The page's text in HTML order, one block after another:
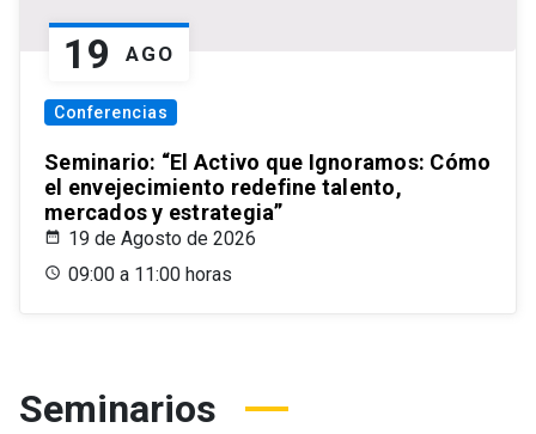
19 AGO
Conferencias
Seminario: “El Activo que Ignoramos: Cómo
el envejecimiento redefine talento,
mercados y estrategia”
19 de Agosto de 2026
09:00 a 11:00 horas
Seminarios